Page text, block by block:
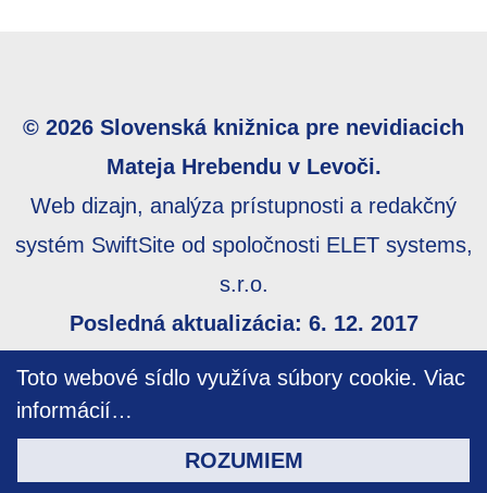
Toto webové sídlo využíva súbory cookie. Viac
informácií…
ROZUMIEM
© 2026 Slovenská knižnica pre nevidiacich
Mateja Hrebendu v Levoči.
Web dizajn, analýza prístupnosti a redakčný
systém SwiftSite od spoločnosti ELET systems,
s.r.o.
Posledná aktualizácia: 6. 12. 2017
prístupnosti